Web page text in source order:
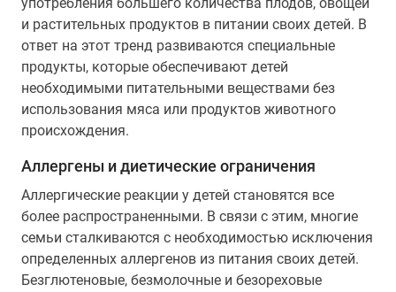
и растительных продуктов в питании своих детей. В
ответ на этот тренд развиваются специальные
продукты, которые обеспечивают детей
необходимыми питательными веществами без
использования мяса или продуктов животного
происхождения.
Аллергены и диетические ограничения
Аллергические реакции у детей становятся все
более распространенными. В связи с этим, многие
семьи сталкиваются с необходимостью исключения
определенных аллергенов из питания своих детей.
Безглютеновые, безмолочные и безореховые